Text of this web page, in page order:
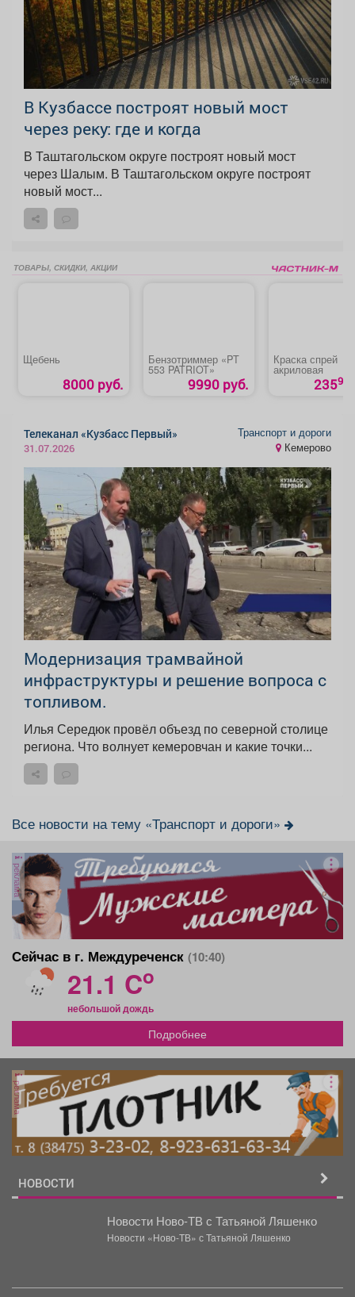
В Кузбассе построят новый мост
через реку: где и когда
В Таштагольском округе построят новый мост
через Шалым. В Таштагольском округе построят
новый мост...
ТОВАРЫ, СКИДКИ, АКЦИИ
Щебень
8000 руб.
Бензотриммер «PT
553 PATRIOT»
9990 руб.
Краска спрей
акриловая
23590
Телеканал «Кузбасс Первый»
31.07.2026
Транспорт и дороги
Кемерово
Модернизация трамвайной
инфраструктуры и решение вопроса с
топливом.
Илья Середюк провёл объезд по северной столице
региона. Что волнует кемеровчан и какие точки...
Все новости на тему «Транспорт и дороги»
реклама
Сейчас в г. Междуреченск (10:40)
21.1 Co
небольшой дождь
Подробнее
реклама
НОВОСТИ
Новости Ново-ТВ с Татьяной Ляшенко
Новости «Ново-ТВ» с Татьяной Ляшенко